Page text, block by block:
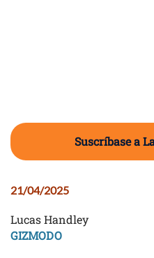
Suscríbase a
21/04/2025
Lucas Handley
GIZMODO